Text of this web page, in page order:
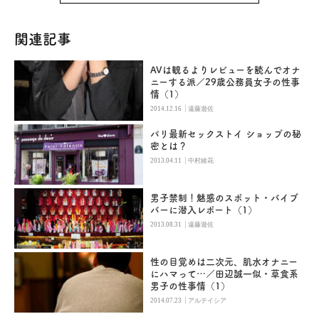
関連記事
AVは観るよりレビューを読んでオナ
ニーする派／29歳公務員女子の性事
情（1）
2014.12.16 |遠藤遊佐
パリ最新セックストイ ショップの秘
密とは？
2013.04.11 |中村綾花
男子禁制！魅惑のスポット・バイブ
バーに潜入レポート（1）
2013.08.31 |遠藤遊佐
性の目覚めは二次元、肌水オナニー
にハマって…／田辺誠一似・草食系
男子の性事情（1）
2014.07.23 | アルテイシア